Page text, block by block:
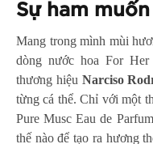
Sự ham
Mang trong mình mùi
dòng nước hoa For
thương hiệu Narciso
từng cá thể. Chỉ với một
Pure Musc Eau de
thế nào để tạo ra hương